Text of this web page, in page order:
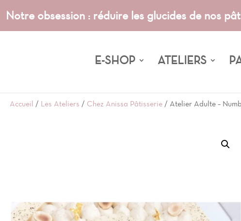
Notre obsession : réduire les glucides de nos
E-SHOP ATELIERS
Accueil / Les Ateliers / Chez Anissa Pâtisserie / Atelier Adulte –